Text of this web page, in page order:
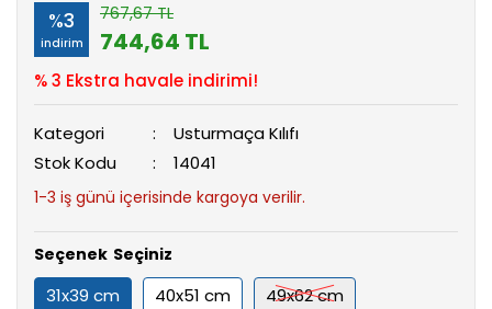
%3
indirim
767,67 TL
744,64 TL
% 3 Ekstra havale indirimi!
Kategori
Usturmaça Kılıfı
Stok Kodu
14041
1-3 iş günü içerisinde kargoya verilir.
Seçenek
31x39 cm 40x51 cm 49x62 cm